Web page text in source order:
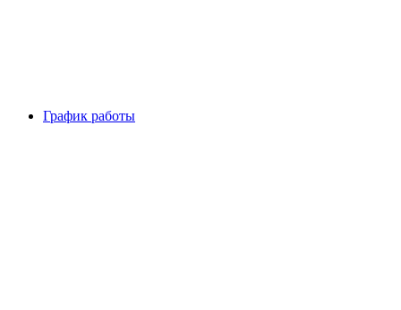
График работы